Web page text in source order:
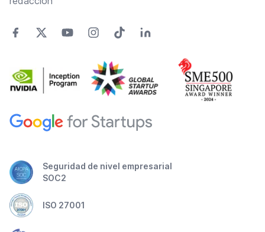
Seguridad de nivel empresarial
SOC2
ISO 27001